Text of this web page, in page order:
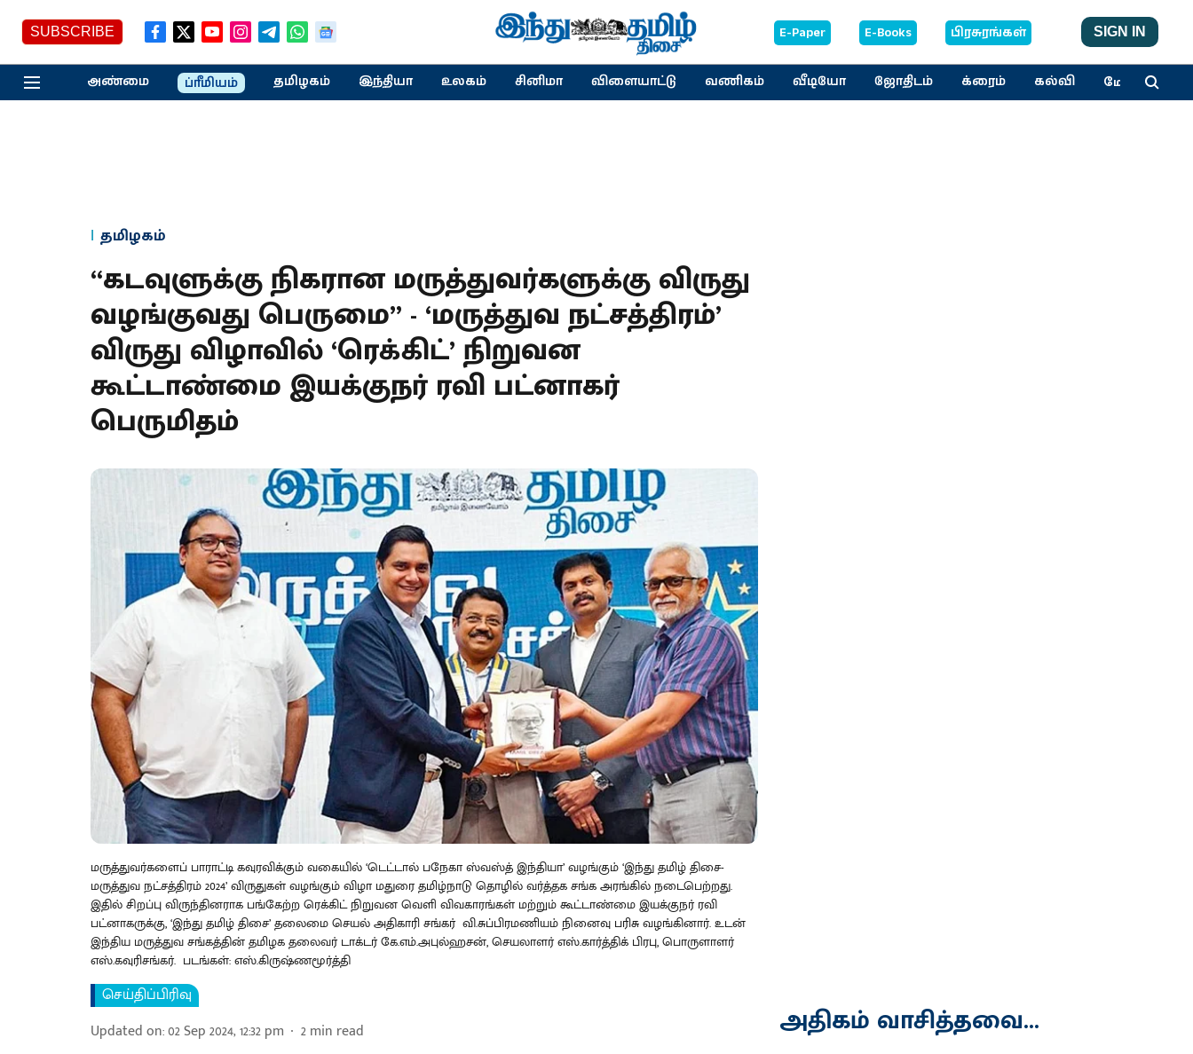
SUBSCRIBE E-Paper E-Books பிரசுரங்கள் SIGN IN
அண்மை ப்ரீமியம் தமிழகம் இந்தியா உலகம் சினிமா விளையாட்டு வணிகம் வீடியோ ஜோதிடம் க்ரைம் கல்வி மேலும்
தமிழகம்
“கடவுளுக்கு நிகரான மருத்துவர்களுக்கு விருது
வழங்குவது பெருமை” - ‘மருத்துவ நட்சத்திரம்’
விருது விழாவில் ‘ரெக்கிட்’ நிறுவன
கூட்டாண்மை இயக்குநர் ரவி பட்னாகர்
பெருமிதம்
மருத்துவர்களைப் பாராட்டி கவுரவிக்கும் வகையில் ‘டெட்டால் பநேகா ஸ்வஸ்த் இந்தியா’ வழங்கும் ‘இந்து தமிழ் திசை-
மருத்துவ நட்சத்திரம் 2024’ விருதுகள் வழங்கும் விழா மதுரை தமிழ்நாடு தொழில் வர்த்தக சங்க அரங்கில் நடைபெற்றது.
இதில் சிறப்பு விருந்தினராக பங்கேற்ற ரெக்கிட் நிறுவன வெளி விவகாரங்கள் மற்றும் கூட்டாண்மை இயக்குநர் ரவி
பட்னாகருக்கு, ‘இந்து தமிழ் திசை’ தலைமை செயல் அதிகாரி சங்கர் வி.சுப்பிரமணியம் நினைவு பரிசு வழங்கினார். உடன்
இந்திய மருத்துவ சங்கத்தின் தமிழக தலைவர் டாக்டர் கே.எம்.அபுல்ஹசன், செயலாளர் எஸ்.கார்த்திக் பிரபு, பொருளாளர்
எஸ்.கவுரிசங்கர். படங்கள்: எஸ்.கிருஷ்ணமூர்த்தி
செய்திப்பிரிவு
Updated on:02 Sep 2024, 12:32 pm 2min read அதிகம் வாசித்தவை...